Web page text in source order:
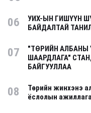
06
УИХ-ЫН ГИШҮҮН
БАЙДАЛТАЙ
07
"ТӨРИЙН АЛБАНЫ
ШААРДЛАГА"
БАЙГУУЛЛАА
08
Төрийн жинхэнэ
ёслолын